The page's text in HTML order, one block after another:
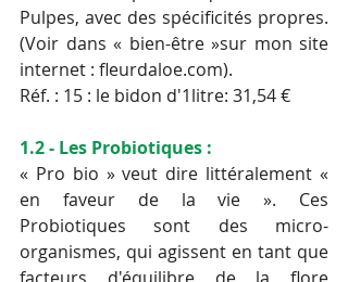
Pulpes, avec des spécificités propres.
(Voir dans « bien-être »sur mon site
internet : fleurdaloe.com).
Réf. : 15 : le bidon d'1litre: 31,54 €
1.2 - Les Probiotiques :
« Pro bio » veut dire littéralement «
en faveur de la vie ». Ces
Probiotiques sont des micro-
organismes, qui agissent en tant que